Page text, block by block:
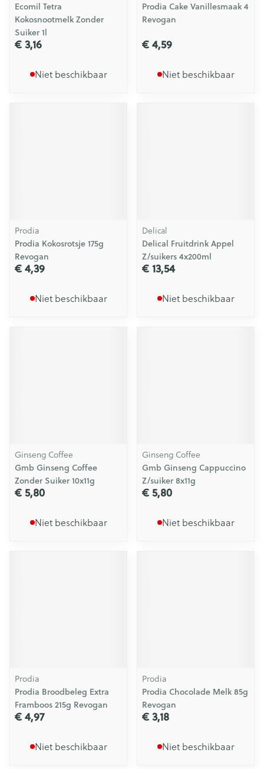
Ecomil Tetra
Kokosnootmelk Zonder
Suiker 1l
€ 3,16
Niet beschikbaar
Prodia Cake Vanillesmaak 4
Revogan
€ 4,59
Niet beschikbaar
Prodia
Prodia Kokosrotsje 175g
Revogan
€ 4,39
Niet beschikbaar
Delical
Delical Fruitdrink Appel
Z/suikers 4x200ml
€ 13,54
Niet beschikbaar
Ginseng Coffee
Gmb Ginseng Coffee
Zonder Suiker 10x11g
€ 5,80
Niet beschikbaar
Ginseng Coffee
Gmb Ginseng Cappuccino
Z/suiker 8x11g
€ 5,80
Niet beschikbaar
Prodia
Prodia Broodbeleg Extra
Framboos 215g Revogan
€ 4,97
Niet beschikbaar
Prodia
Prodia Chocolade Melk 85g
Revogan
€ 3,18
Niet beschikbaar